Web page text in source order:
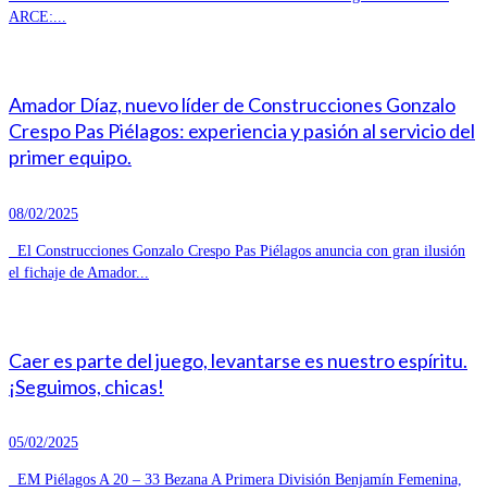
ARCE:...
Amador Díaz, nuevo líder de Construcciones Gonzalo
Crespo Pas Piélagos: experiencia y pasión al servicio del
primer equipo.
08/02/2025
El Construcciones Gonzalo Crespo Pas Piélagos anuncia con gran ilusión
el fichaje de Amador...
Caer es parte del juego, levantarse es nuestro espíritu.
¡Seguimos, chicas!
05/02/2025
EM Piélagos A 20 – 33 Bezana A Primera División Benjamín Femenina,